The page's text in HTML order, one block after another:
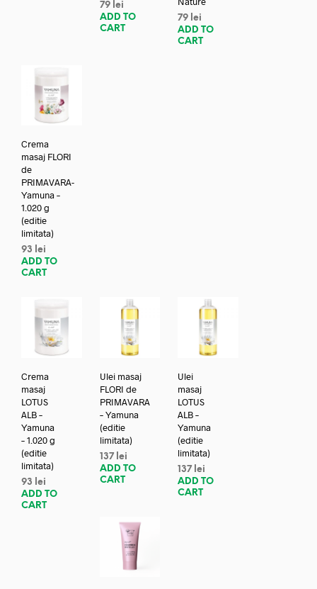
79 lei
ADD TO
CART
79 lei
ADD TO
CART
Crema
masaj FLORI
de
PRIMAVARA-
Yamuna –
1.020 g
(editie
limitata)
93
lei
ADD TO
CART
Crema
masaj
LOTUS
ALB –
Yamuna
– 1.020 g
(editie
limitata)
93
lei
ADD TO
CART
Ulei masaj
FLORI de
PRIMAVARA
– Yamuna
(editie
limitata)
137 lei
ADD TO
CART
Ulei
masaj
LOTUS
ALB –
Yamuna
(editie
limitata)
137 lei
ADD TO
CART